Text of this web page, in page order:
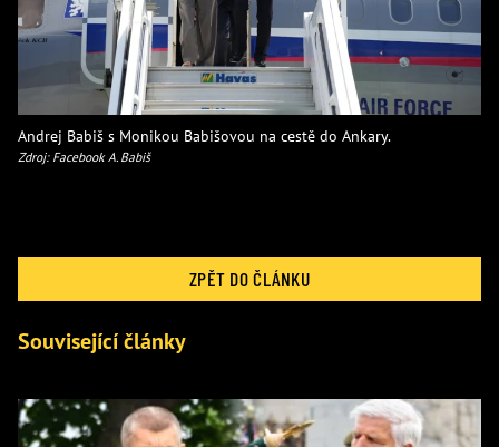
Andrej Babiš s Monikou Babišovou na cestě do Ankary.
Zdroj: Facebook A. Babiš
ZPĚT DO ČLÁNKU
Související články